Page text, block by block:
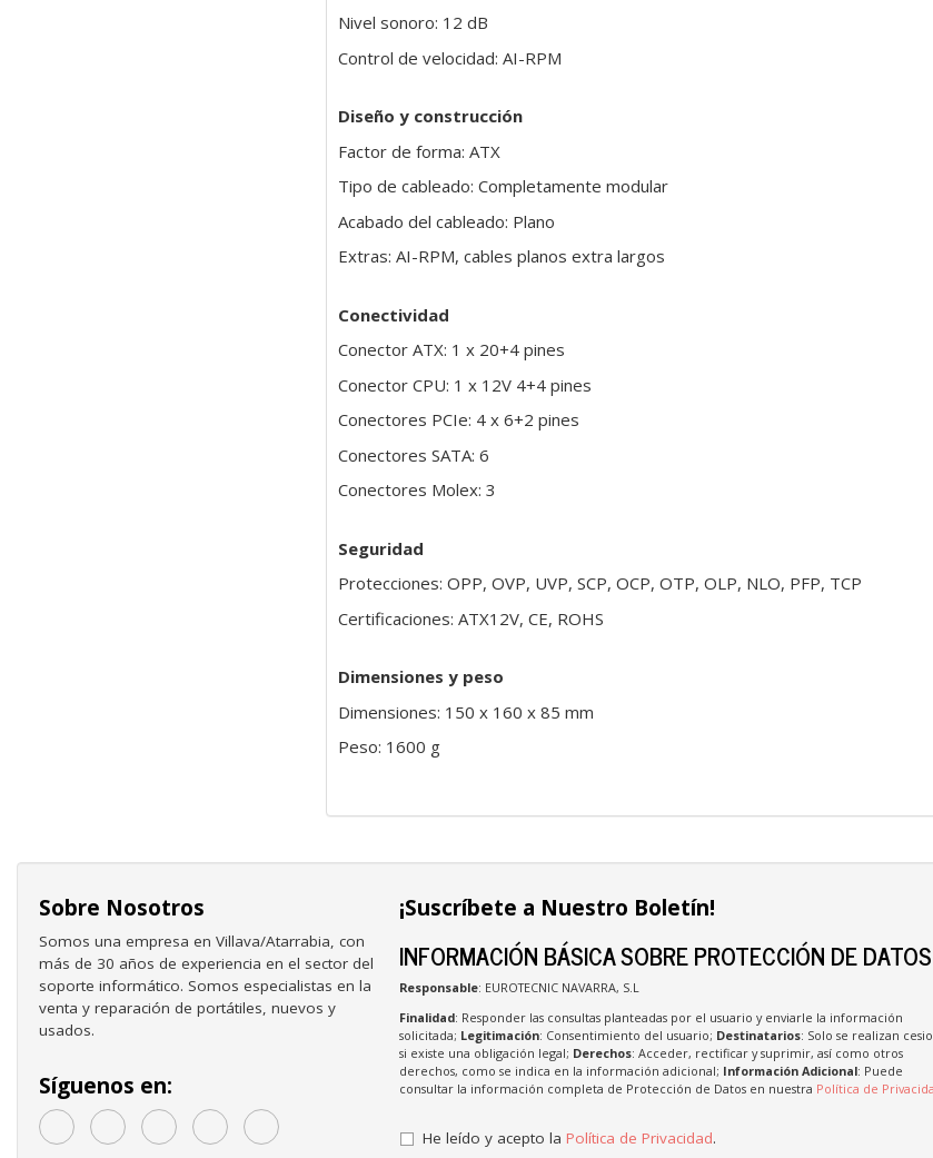
Nivel sonoro: 12 dB
Control de velocidad: AI-RPM
Diseño y construcción
Factor de forma: ATX
Tipo de cableado: Completamente modular
Acabado del cableado: Plano
Extras: AI-RPM, cables planos extra largos
Conectividad
Conector ATX: 1 x 20+4 pines
Conector CPU: 1 x 12V 4+4 pines
Conectores PCIe: 4 x 6+2 pines
Conectores SATA: 6
Conectores Molex: 3
Seguridad
Protecciones: OPP, OVP, UVP, SCP, OCP, OTP, OLP, NLO, PFP, TCP
Certificaciones: ATX12V, CE, ROHS
Dimensiones y peso
Dimensiones: 150 x 160 x 85 mm
Peso: 1600 g
Sobre Nosotros
Somos una empresa en Villava/Atarrabia, con
más de 30 años de experiencia en el sector del
soporte informático. Somos especialistas en la
venta y reparación de portátiles, nuevos y
usados.
Síguenos en:
¡Suscríbete a Nuestro Boletín!
INFORMACIÓN BÁSICA SOBRE PROTECCIÓN DE DATOS
Responsable: EUROTECNIC NAVARRA, S.L
Finalidad: Responder las consultas planteadas por el usuario y enviarle la información
solicitada; Legitimación: Consentimiento del usuario; Destinatarios: Solo se realizan
si existe una obligación legal; Derechos: Acceder, rectificar y suprimir, así como otros
derechos, como se indica en la información adicional; Información Adicional: Puede
consultar la información completa de Protección de Datos en nuestra Política de
He leído y acepto la Política de Privacidad.